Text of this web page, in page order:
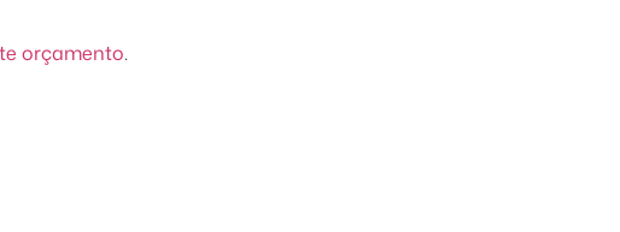
orçamento.